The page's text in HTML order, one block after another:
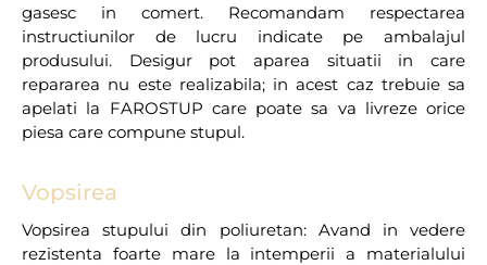
gasesc in comert. Recomandam respectarea
instructiunilor de lucru indicate pe ambalajul
produsului. Desigur pot aparea situatii in care
repararea nu este realizabila; in acest caz trebuie sa
apelati la FAROSTUP care poate sa va livreze orice
piesa care compune stupul.
Vopsirea
Vopsirea stupului din poliuretan: Avand in vedere
rezistenta foarte mare la intemperii a materialului